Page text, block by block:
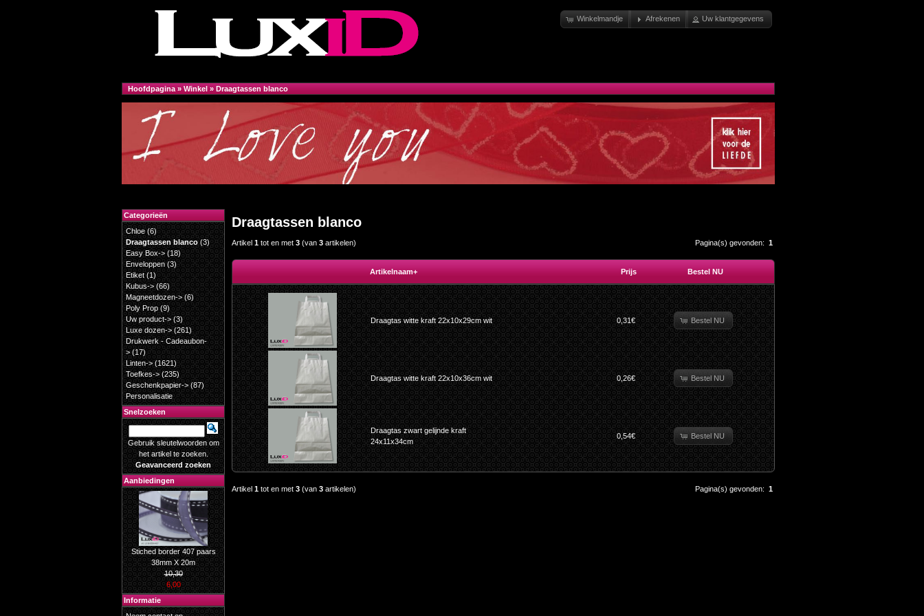
Winkelmandje Afrekenen Uw klantgegevens
Hoofdpagina » Winkel » Draagtassen blanco
Draagtassen blanco
Pagina(s) gevonden: 1
Artikel 1 tot en met 3 (van 3 artikelen)
Artikelnaam+ Prijs Bestel NU
Draagtas witte kraft 22x10x29cm wit 0,31€ Bestel NU
Draagtas witte kraft 22x10x36cm wit 0,26€ Bestel NU
Draagtas zwart gelijnde kraft
24x11x34cm
0,54€ Bestel NU
Pagina(s) gevonden: 1
Artikel 1 tot en met 3 (van 3 artikelen)
Categorieën
Chloe(6)
Draagtassen blanco(3)
Easy Box-> (18)
Enveloppen(3)
Etiket (1)
Kubus-> (66)
Magneetdozen->(6)
Poly Prop (9)
Uw product-> (3)
Luxe dozen->(261)
Drukwerk - Cadeaubon-
> (17)
Linten->(1621)
Toefkes->(235)
Geschenkpapier->(87)
Personalisatie
Snelzoeken
Gebruik sleutelwoorden om
het artikel te zoeken.
Geavanceerd zoeken
Aanbiedingen
Stiched border 407 paars
38mm X 20m
10,30
6,00
Informatie